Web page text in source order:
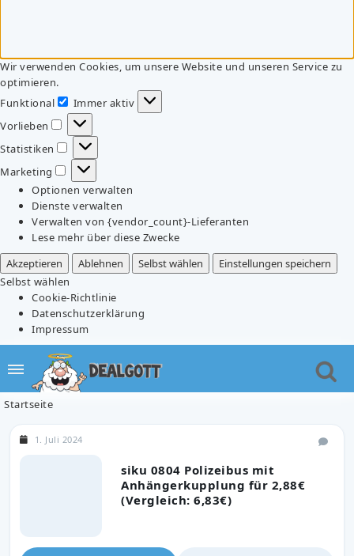
Wir verwenden Cookies, um unsere Website und unseren Service zu
optimieren.
Funktional
Funktional
Immer aktiv
Vorlieben
Vorlieben
Statistiken
Statistiken
Marketing
Marketing
Optionen verwalten
Dienste verwalten
Verwalten von {vendor_count}-Lieferanten
Lese mehr über diese Zwecke
Akzeptieren
Ablehnen Selbst wählen
Einstellungen speichern
Selbst wählen
Cookie-Richtlinie
Datenschutzerklärung
Impressum
Startseite
siku 0804 Polizeibus mit
Anhängerkupplung für 2,88€
(Vergleich: 6,83€)
1. Juli 2024